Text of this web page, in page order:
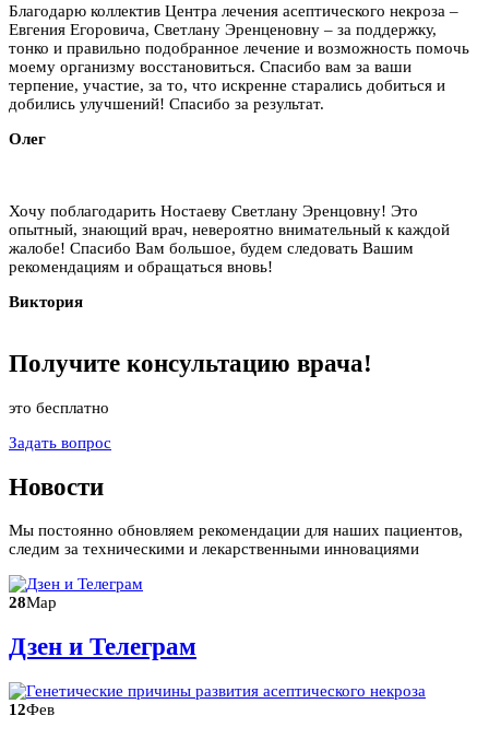
Благодарю коллектив Центра лечения асептического некроза –
Евгения Егоровича, Светлану Эренценовну – за поддержку,
тонко и правильно подобранное лечение и возможность помочь
моему организму восстановиться. Спасибо вам за ваши
терпение, участие, за то, что искренне старались добиться и
добились улучшений! Спасибо за результат.
Олег
Хочу поблагодарить Ностаеву Светлану Эренцовну! Это
опытный, знающий врач, невероятно внимательный к каждой
жалобе! Спасибо Вам большое, будем следовать Вашим
рекомендациям и обращаться вновь!
Виктория
Получите консультацию врача!
это бесплатно
Задать вопрос
Новости
Мы постоянно обновляем рекомендации для наших пациентов,
следим за техническими и лекарственными инновациями
28Мар
Дзен и Телеграм
12Фев